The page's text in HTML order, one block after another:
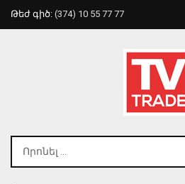
Թեժ գիծ: (374) 10 55 77 77